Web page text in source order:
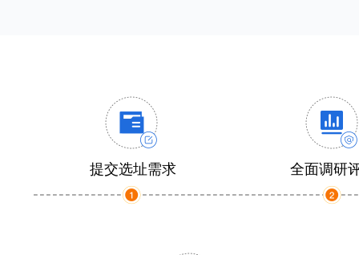
提交选址需求 全面调研